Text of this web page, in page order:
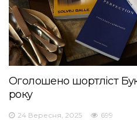
Оголошено шортліст
року
24 Вересня, 2025 699